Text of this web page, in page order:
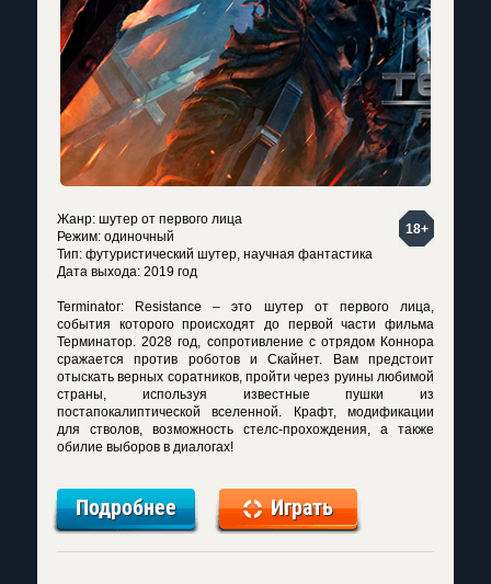
18+
Жанр: шутер от первого лица
Режим: одиночный
Тип: футуристический шутер, научная фантастика
Дата выхода: 2019 год
Terminator: Resistance – это шутер от первого лица,
события которого происходят до первой части фильма
Терминатор. 2028 год, сопротивление с отрядом Коннора
сражается против роботов и Скайнет. Вам предстоит
отыскать верных соратников, пройти через руины любимой
страны, используя известные пушки из
постапокалиптической вселенной. Крафт, модификации
для стволов, возможность стелс-прохождения, а также
обилие выборов в диалогах!
Подробнее Играть